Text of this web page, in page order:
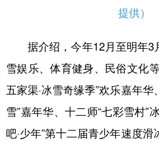
English Español
Русский язык
提供）
据介绍，今年12月至明年3
雪娱乐、体育健身、民俗文化
五家渠·冰雪奇缘季”欢乐嘉年华
雪”嘉年华、十二师“七彩雪村”
吧·少年”第十二届青少年速度滑